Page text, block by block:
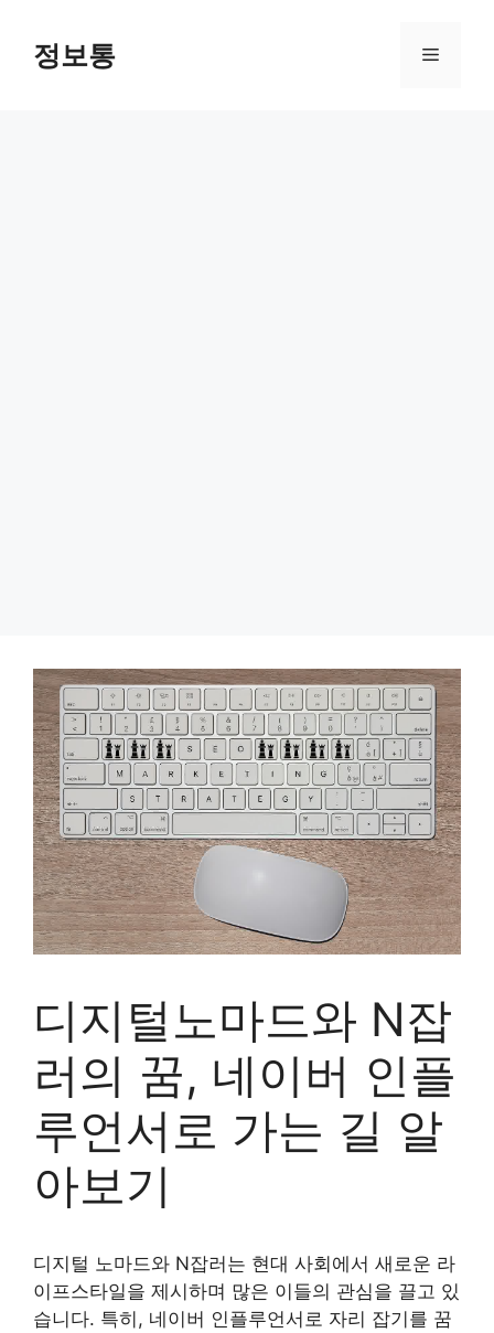
content정보통 Menu
디지털노마드와 N잡
러의 꿈, 네이버 인플
루언서로 가는 길 알
아보기
디지털 노마드와 N잡러는 현대 사회에서 새로운 라
이프스타일을 제시하며 많은 이들의 관심을 끌고 있
습니다. 특히, 네이버 인플루언서로 자리 잡기를 꿈